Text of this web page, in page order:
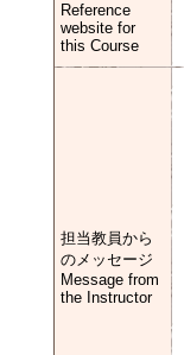
Reference
website for
this Course
担当教員から
のメッセージ
Message from
the Instructor